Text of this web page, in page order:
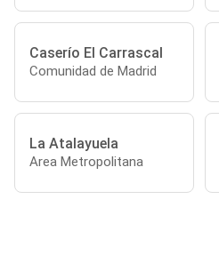
Caserío El Carrascal
Comunidad de Madrid
La Atalayuela
Area Metropolitana